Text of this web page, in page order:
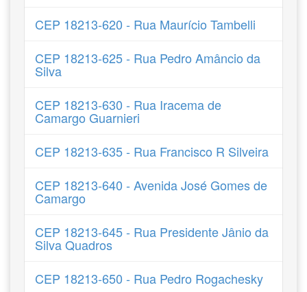
CEP 18213-620 - Rua Maurício Tambelli
CEP 18213-625 - Rua Pedro Amâncio da
Silva
CEP 18213-630 - Rua Iracema de
Camargo Guarnieri
CEP 18213-635 - Rua Francisco R Silveira
CEP 18213-640 - Avenida José Gomes de
Camargo
CEP 18213-645 - Rua Presidente Jânio da
Silva Quadros
CEP 18213-650 - Rua Pedro Rogachesky